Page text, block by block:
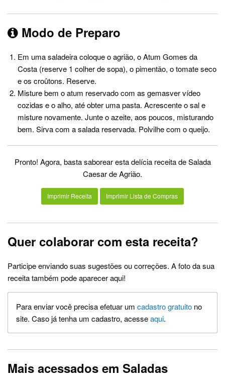
Modo de Preparo
Em uma saladeira coloque o agrião, o Atum Gomes da
Costa (reserve 1 colher de sopa), o pimentão, o tomate seco
e os croûtons. Reserve.
Misture bem o atum reservado com as gemasver vídeo
cozidas e o alho, até obter uma pasta. Acrescente o sal e
misture novamente. Junte o azeite, aos poucos, misturando
bem. Sirva com a salada reservada. Polvilhe com o queijo.
Pronto! Agora, basta saborear esta delícia receita de Salada
Caesar de Agrião.
Imprimir Receita Imprimir Lista de Compras
Quer colaborar com esta receita?
Participe enviando suas sugestões ou correções. A foto da sua
receita também pode aparecer aqui!
Para enviar você precisa efetuar um cadastro gratuito no
site. Caso já tenha um cadastro, acesseaqui.
Mais acessados em Saladas